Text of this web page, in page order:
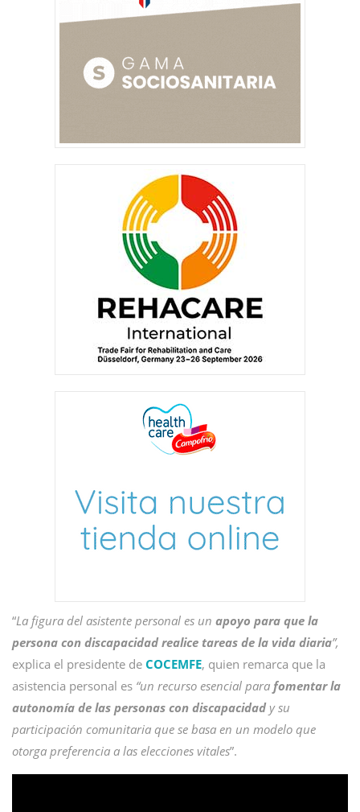
“La figura del asistente personal es un apoyo para que la
persona con discapacidad realice tareas de la vida diaria”,
explica el presidente de COCEMFE, quien remarca que la
asistencia personal es “un recurso esencial para fomentar la
autonomía de las personas con discapacidady su
participación comunitaria que se basa en un modelo que
otorga preferencia a las elecciones vitales”.